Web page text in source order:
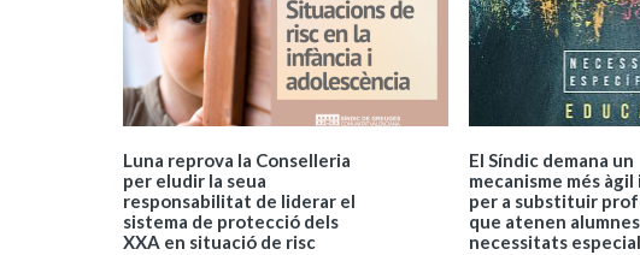
Luna reprova la Conselleria
per eludir la seua
responsabilitat de liderar el
sistema de protecció dels
XXA en situació de risc
El Síndic demana un
mecanisme més
per a substituir
que atenen
necessitats